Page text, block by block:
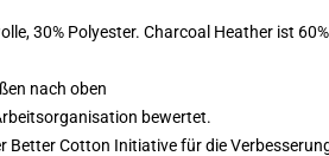
30% Polyester. Charcoal Heather ist
nach oben
bewertet.
Cotton Initiative für die